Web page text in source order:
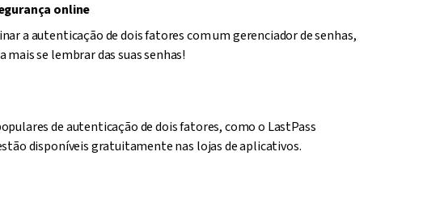
online
a autenticação de dois fatores com um gerenciador de senhas,
mais se lembrar das suas senhas!
de autenticação de dois fatores, como o LastPass
disponíveis gratuitamente nas lojas de aplicativos.